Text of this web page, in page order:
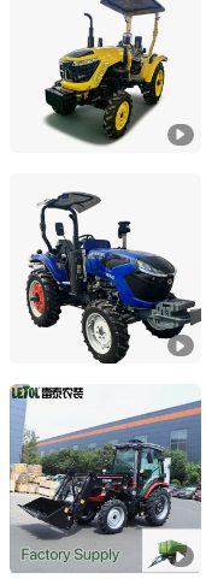
Shandong, China
Shandong Maoyuan
Shandong, China
Letol Agricultural
Shandong, China